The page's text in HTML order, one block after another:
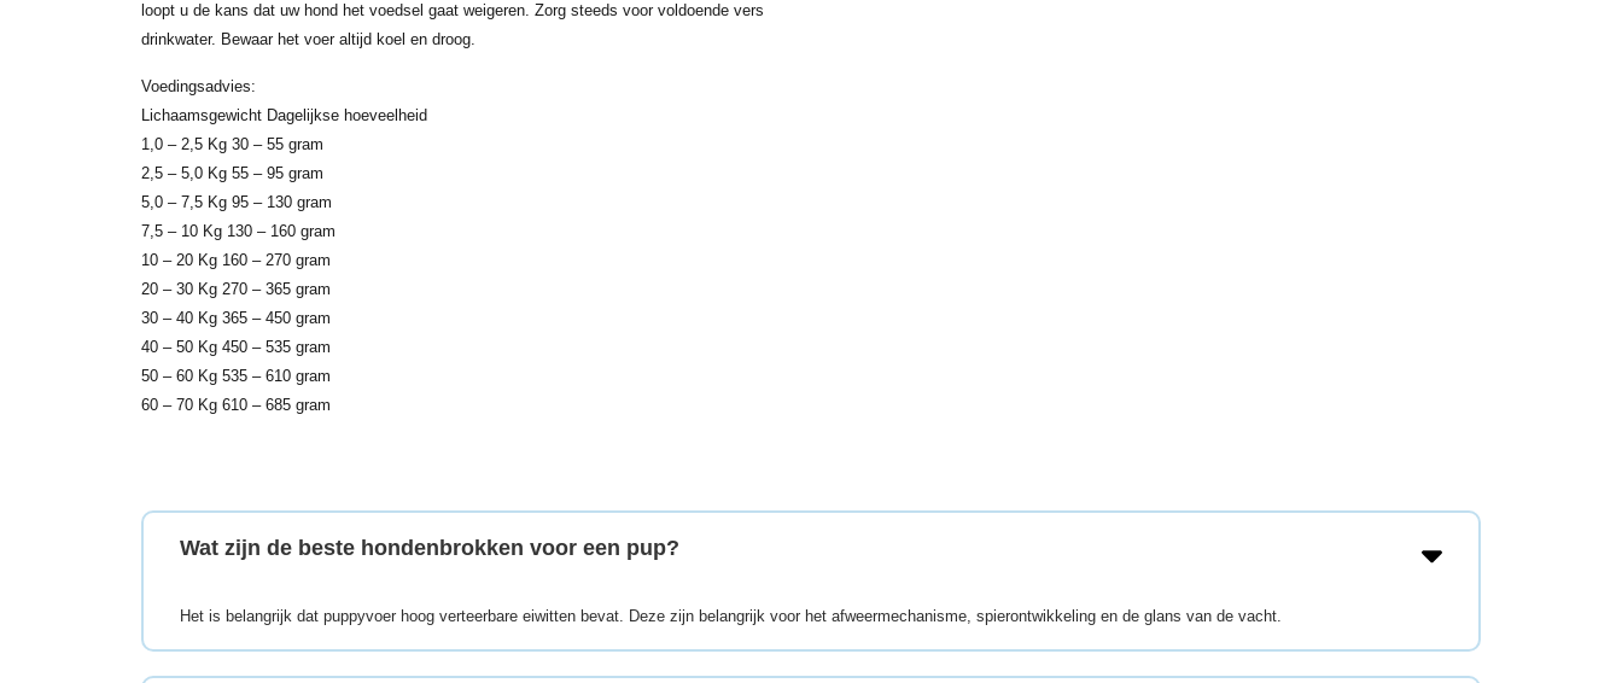
loopt u de kans dat uw hond het voedsel gaat weigeren. Zorg steeds voor voldoende vers
drinkwater. Bewaar het voer altijd koel en droog.
Voedingsadvies:
Lichaamsgewicht Dagelijkse hoeveelheid
1,0 – 2,5 Kg 30 – 55 gram
2,5 – 5,0 Kg 55 – 95 gram
5,0 – 7,5 Kg 95 – 130 gram
7,5 – 10 Kg 130 – 160 gram
10 – 20 Kg 160 – 270 gram
20 – 30 Kg 270 – 365 gram
30 – 40 Kg 365 – 450 gram
40 – 50 Kg 450 – 535 gram
50 – 60 Kg 535 – 610 gram
60 – 70 Kg 610 – 685 gram
Wat zijn de beste hondenbrokken voor een pup?
Het is belangrijk dat puppyvoer hoog verteerbare eiwitten bevat. Deze zijn belangrijk voor het afweermechanisme, spierontwikkeling en de glans van de vacht.